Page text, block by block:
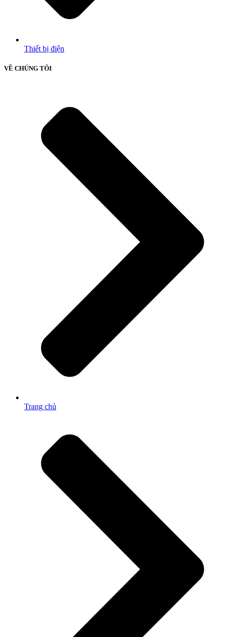
Thiết bị điện
VỀ CHÚNG TÔI
Trang chủ